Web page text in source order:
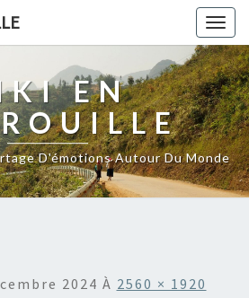
EN
D'émotions Autour Du Monde
2024 À 2560 × 1920